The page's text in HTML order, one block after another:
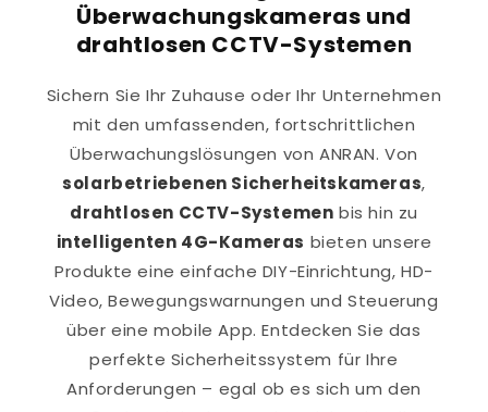
Überwachungskameras und
drahtlosen CCTV-Systemen
Sichern Sie Ihr Zuhause oder Ihr Unternehmen
mit den umfassenden, fortschrittlichen
Überwachungslösungen von ANRAN. Von
solarbetriebenen Sicherheitskameras,
drahtlosen CCTV-Systemen bis hin zu
intelligenten 4G-Kameras bieten unsere
Produkte eine einfache DIY-Einrichtung, HD-
Video, Bewegungswarnungen und Steuerung
über eine mobile App. Entdecken Sie das
perfekte Sicherheitssystem für Ihre
Anforderungen – egal ob es sich um den